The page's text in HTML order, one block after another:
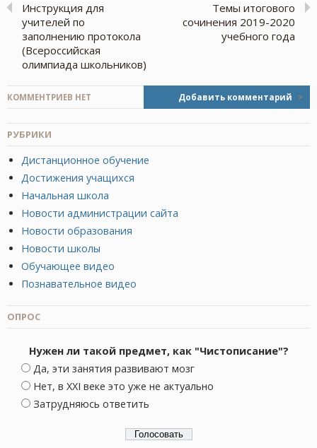
Инструкция для
учителей по
заполнению протокола
(Всероссийская
олимпиада школьников)
Темы итогового
сочинения 2019-2020
учебного года
КОММЕНТРИЕВ НЕТ Добавить комментарий >
РУБРИКИ
Дистанционное обучение
Достижения учащихся
Начальная школа
Новости администрации сайта
Новости образования
Новости школы
Обучающее видео
Познавательное видео
ОПРОС
Нужен ли такой предмет, как "Чистописание"?
Да, эти занятия развивают мозг
Нет, в XXI веке это уже не актуально
Затрудняюсь ответить